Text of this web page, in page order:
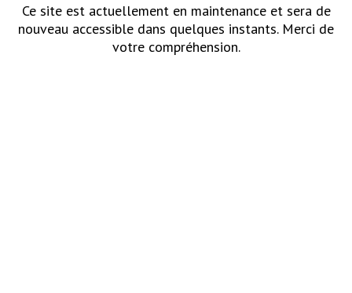
Ce site est actuellement en maintenance et sera de
nouveau accessible dans quelques instants. Merci de
votre compréhension.